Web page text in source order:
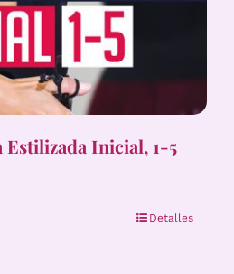
Estilizada Inicial, 1-5
Detalles